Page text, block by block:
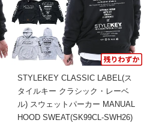
STYLEKEY CLASSIC LABEL(ス
タイルキー クラシック・レーベ
ル) スウェットパーカー MANUAL
HOOD SWEAT(SK99CL-SWH26)